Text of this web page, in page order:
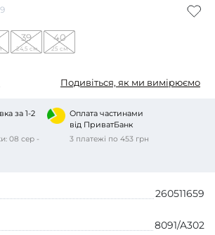
39
24,5 см
40
25 см
Подивіться, як ми вимірюємо
за 1-2
08 сер -
Оплата частинами
від ПриватБанк
3 платежі по 453 грн
260511659
8091/A302